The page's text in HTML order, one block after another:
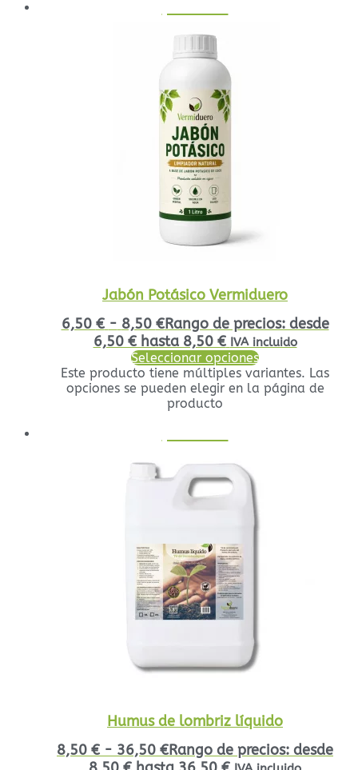
Jabón Potásico Vermiduero
6,50 € - 8,50 €Rango de precios: desde
6,50 € hasta 8,50 € IVA incluido
Seleccionar opciones
Este producto tiene múltiples variantes. Las
opciones se pueden elegir en la página de
producto
Humus de lombriz líquido
8,50 € - 36,50 €Rango de precios: desde